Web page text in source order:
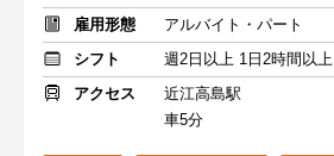
雇用形態
アルバイト・パート
シフト
週2日以上 1日2時間以上
アクセス
近江高島駅
車5分